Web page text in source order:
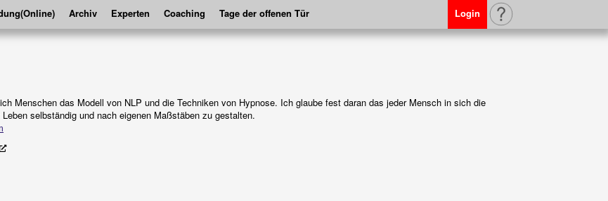
Archiv Experten Coaching Tage der offenen Tür Login
Menschen das Modell von NLP und die Techniken von Hypnose. Ich glaube fest daran das jeder Mensch in sich die
selbständig und nach eigenen Maßstäben zu gestalten.